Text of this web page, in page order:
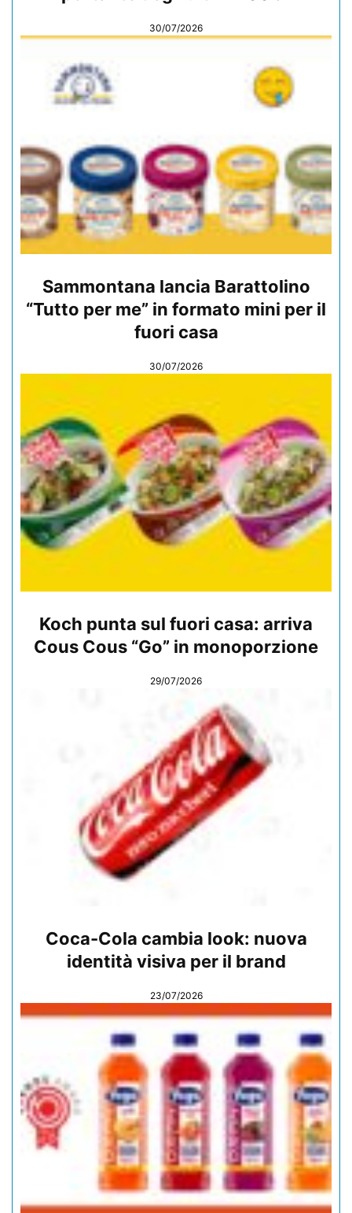
30/07/2026
Sammontana lancia Barattolino
“Tutto per me” in formato mini per il
fuori casa
30/07/2026
Koch punta sul fuori casa: arriva
Cous Cous “Go” in monoporzione
29/07/2026
Coca-Cola cambia look: nuova
identità visiva per il brand
23/07/2026